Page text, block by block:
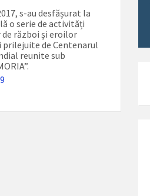
s-au desfășurat la
o serie de activități
război și eroilor
prilejuite de Centenarul
reunite sub
9